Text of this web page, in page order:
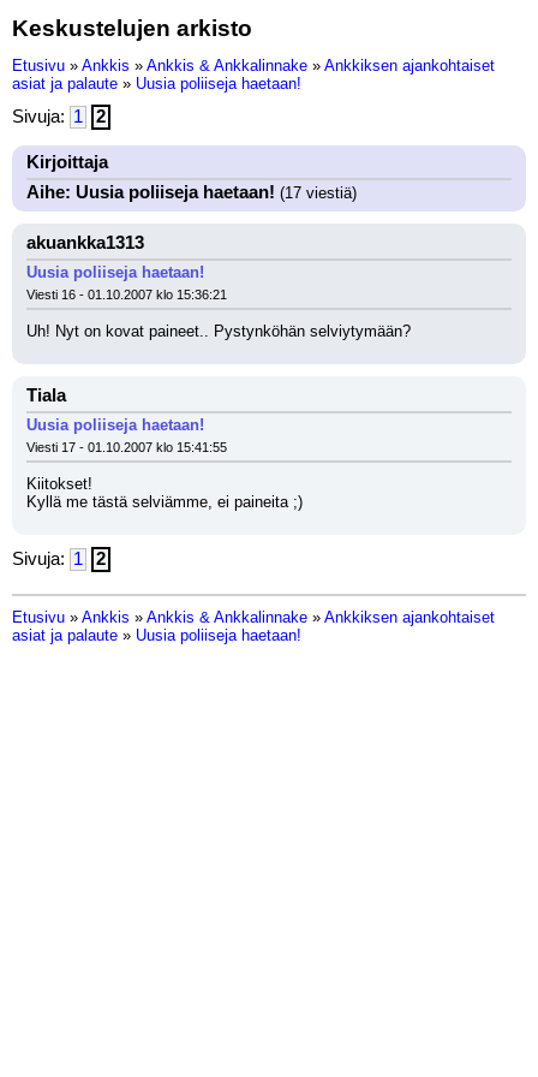
Keskustelujen arkisto
Etusivu » Ankkis » Ankkis & Ankkalinnake » Ankkiksen ajankohtaiset
asiat ja palaute » Uusia poliiseja haetaan!
Sivuja: 1 2
Kirjoittaja
Aihe: Uusia poliiseja haetaan! (17 viestiä)
akuankka1313
Uusia poliiseja haetaan!
Viesti 16 - 01.10.2007 klo 15:36:21
Uh! Nyt on kovat paineet.. Pystynköhän selviytymään?
Tiala
Uusia poliiseja haetaan!
Viesti 17 - 01.10.2007 klo 15:41:55
Kiitokset!
Kyllä me tästä selviämme, ei paineita ;)
Sivuja: 1 2
Etusivu » Ankkis » Ankkis & Ankkalinnake » Ankkiksen ajankohtaiset
asiat ja palaute » Uusia poliiseja haetaan!